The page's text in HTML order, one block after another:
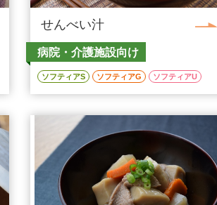
せんべい汁
病院・介護施設向け
ソフティアS ソフティアG ソフティアU